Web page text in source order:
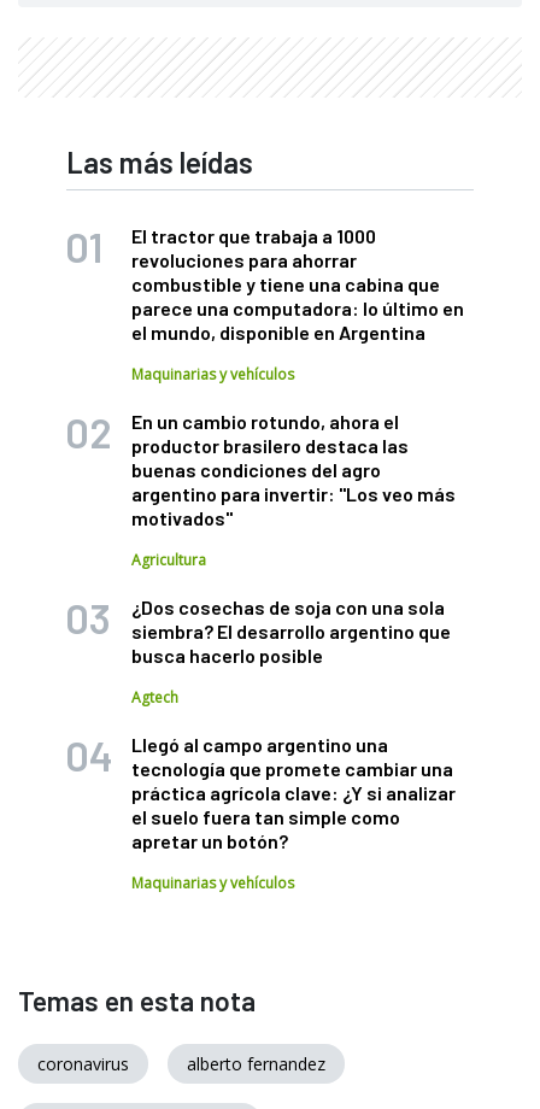
Las más leídas
El tractor que trabaja a 1000
revoluciones para ahorrar
combustible y tiene una cabina que
parece una computadora: lo último en
el mundo, disponible en Argentina
Maquinarias y vehículos
En un cambio rotundo, ahora el
productor brasilero destaca las
buenas condiciones del agro
argentino para invertir: "Los veo más
motivados"
Agricultura
¿Dos cosechas de soja con una sola
siembra? El desarrollo argentino que
busca hacerlo posible
Agtech
Llegó al campo argentino una
tecnología que promete cambiar una
práctica agrícola clave: ¿Y si analizar
el suelo fuera tan simple como
apretar un botón?
Maquinarias y vehículos
Temas en esta nota
coronavirus alberto fernandez